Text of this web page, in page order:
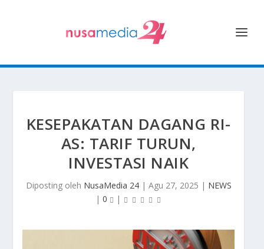
KESEPAKATAN DAGANG RI-
AS: TARIF TURUN,
INVESTASI NAIK
Diposting oleh NusaMedia 24| Agu 27, 2025 | NEWS
| 0 |